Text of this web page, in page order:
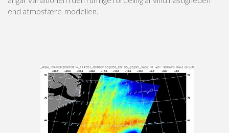
end atmosfære-modellen.